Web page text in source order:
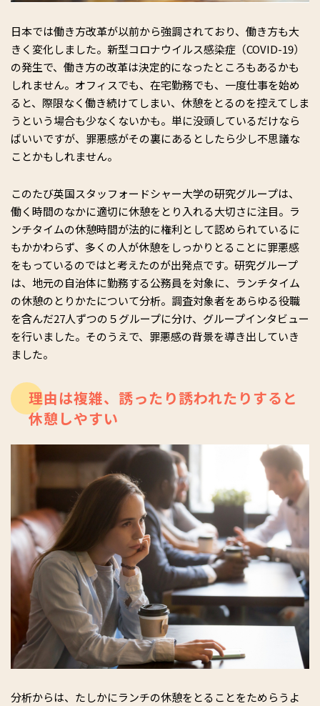
日本では働き方改革が以前から強調されており、働き方も大
きく変化しました。新型コロナウイルス感染症（COVID-19）
の発生で、働き方の改革は決定的になったところもあるかも
しれません。オフィスでも、在宅勤務でも、一度仕事を始め
ると、際限なく働き続けてしまい、休憩をとるのを控えてしま
うという場合も少なくないかも。単に没頭しているだけなら
ばいいですが、罪悪感がその裏にあるとしたら少し不思議な
ことかもしれません。
このたび英国スタッフォードシャー大学の研究グループは、
働く時間のなかに適切に休憩をとり入れる大切さに注目。ラ
ンチタイムの休憩時間が法的に権利として認められているに
もかかわらず、多くの人が休憩をしっかりとることに罪悪感
をもっているのではと考えたのが出発点です。研究グループ
は、地元の自治体に勤務する公務員を対象に、ランチタイム
の休憩のとりかたについて分析。調査対象者をあらゆる役職
を含んだ27人ずつの５グループに分け、グループインタビュー
を行いました。そのうえで、罪悪感の背景を導き出していき
ました。
理由は複雑、誘ったり誘われたりすると
休憩しやすい
分析からは、たしかにランチの休憩をとることをためらうよ